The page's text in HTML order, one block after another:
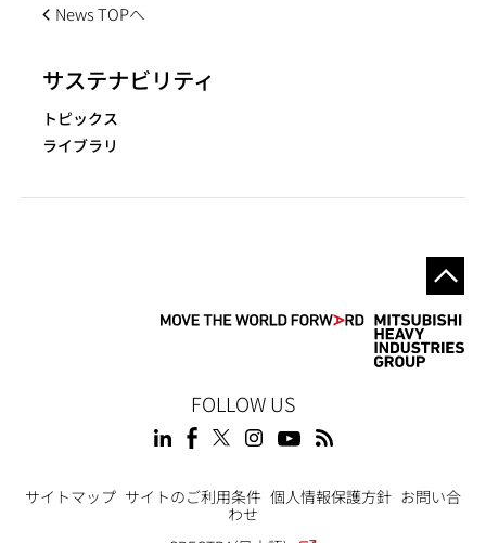
News TOPへ
サステナビリティ
トピックス
ライブラリ
FOLLOW US
Footer
サイトマップ サイトのご利用条件 個人情報保護方針 お問い合
わせ